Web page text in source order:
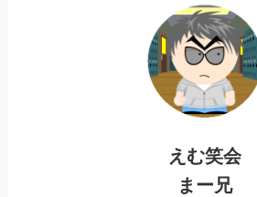
えむ笑会
まー兄